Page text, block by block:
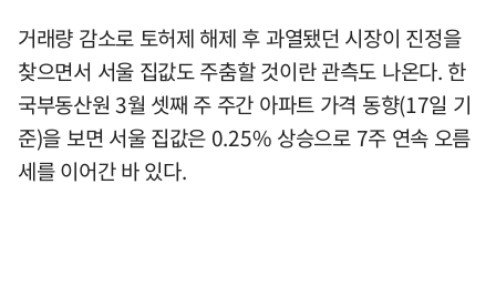
거래량 감소로 토허제 해제 후 과열됐던 시장이 진정을
찾으면서 서울 집값도 주춤할 것이란 관측도 나온다. 한
국부동산원 3월 셋째 주 주간 아파트 가격 동향(17일 기
준)을 보면 서울 집값은 0.25% 상승으로 7주 연속 오름
세를 이어간 바 있다.